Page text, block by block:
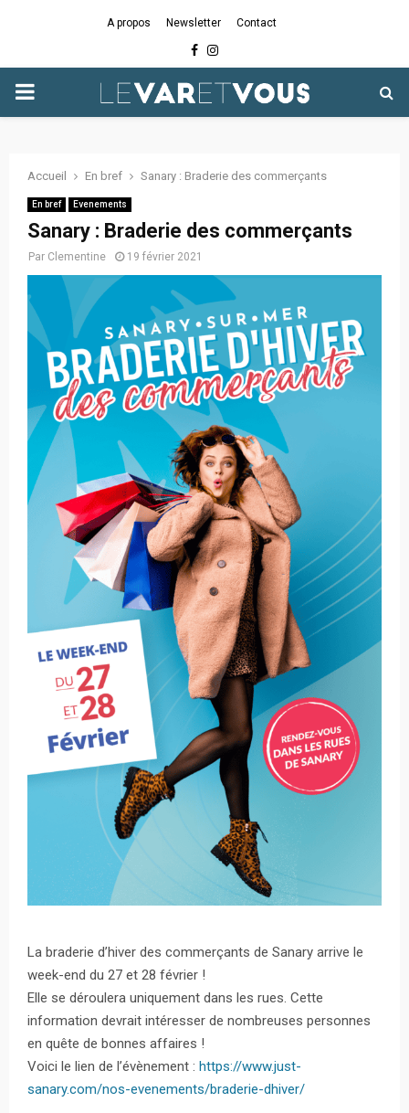
A propos Newsletter Contact
Facebook
Instagram
PRIMARY
Accueil En bref Sanary : Braderie des commerçants
En bref Evenements
Sanary : Braderie des commerçants
Par Clementine 19 février 2021
La braderie d’hiver des commerçants de Sanary arrive le
week-end du 27 et 28 février !
Elle se déroulera uniquement dans les rues. Cette
information devrait intéresser de nombreuses personnes
en quête de bonnes affaires !
Voici le lien de l’évènement : https://www.just-
sanary.com/nos-evenements/braderie-dhiver/